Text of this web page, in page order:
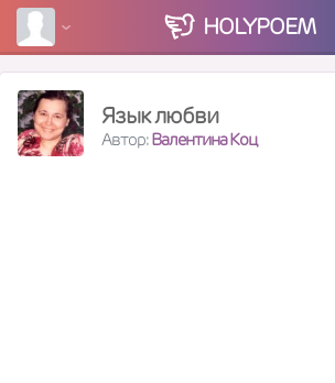
HOLYPOEM
Язык любви
Автор:Валентина Коц